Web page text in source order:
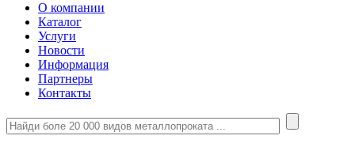
О компании
Каталог
Услуги
Новости
Информация
Партнеры
Контакты